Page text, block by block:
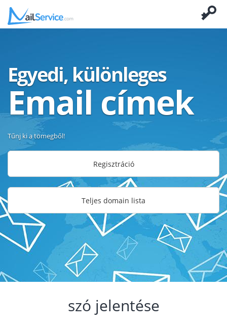
Egyedi, különleges
Email címek
Tűnj ki a tömegből!
Regisztráció
Teljes domain lista
szó jelentése